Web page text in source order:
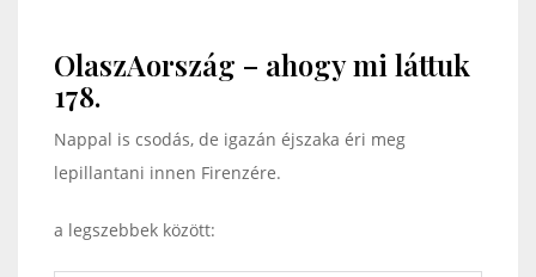
OlaszAország – ahogy mi láttuk
178.
Nappal is csodás, de igazán éjszaka éri meg
lepillantani innen Firenzére.
a legszebbek között: